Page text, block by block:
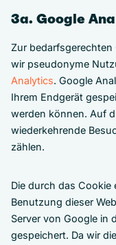
3a. Google
Zur bedarfsgerechten
wir pseudonyme
Analytics. Google
Ihrem Endgerät
werden können. Auf
wiederkehrende
zählen.
Die durch das
Benutzung dieser
Server von Google in
gespeichert. Da wir